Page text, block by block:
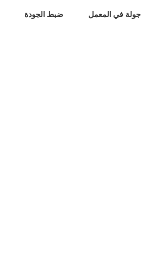
جولة في المعمل ضبط الجودة